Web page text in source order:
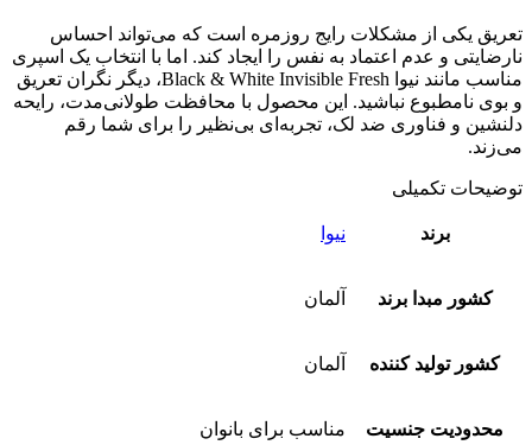
تعریق یکی از مشکلات رایج روزمره است که می‌تواند احساس
نارضایتی و عدم اعتماد به نفس را ایجاد کند. اما با انتخاب یک اسپری
مناسب مانند نیوا Black & White Invisible Fresh، دیگر نگران تعریق
و بوی نامطبوع نباشید. این محصول با محافظت طولانی‌مدت، رایحه
دلنشین و فناوری ضد لک، تجربه‌ای بی‌نظیر را برای شما رقم
می‌زند.
توضیحات تکمیلی
برند نیوا
کشور مبدا برند آلمان
کشور تولید کننده آلمان
محدودیت جنسیت مناسب برای بانوان